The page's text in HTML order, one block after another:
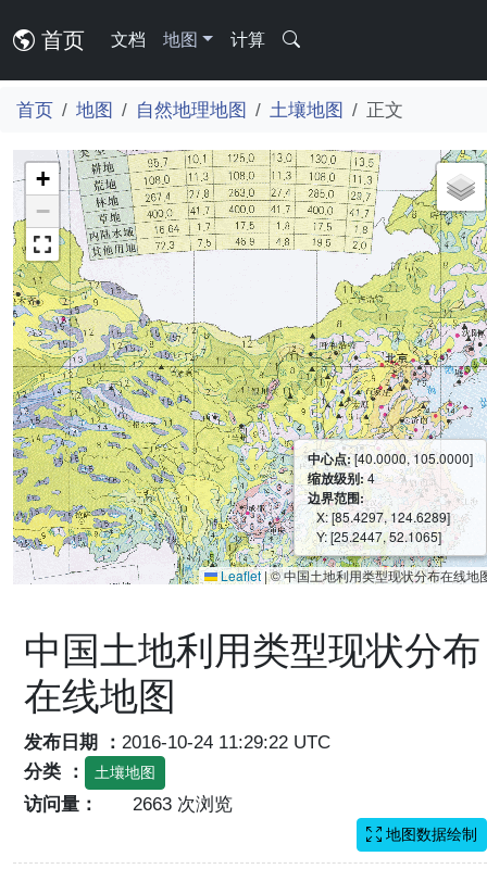
首页 文档 地图 计算
首页 地图 自然地理地图 土壤地图 正文
+
−
中心点:[40.0000, 105.0000]
缩放级别:4
边界范围:
X: [85.4297, 124.6289]
Y: [25.2447, 52.1065]
Leaflet |© 中国土地利用类型现状分布在线地
中国土地利用类型现状分布
在线地图
发布日期 ： 2016-10-24 11:29:22 UTC
分类 ：
土壤地图
访问量： 2663 次浏览
地图数据绘制